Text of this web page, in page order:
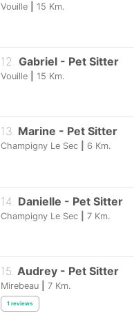
Vouille 15 Km.
12. Gabriel - Pet Sitter
Vouille 15 Km.
13. Marine - Pet Sitter
Champigny Le Sec 6 Km.
14 Danielle - Pet Sitter
Champigny Le Sec 7 Km.
15 Audrey - Pet Sitter
Mirebeau 7 Km.
1 reviews